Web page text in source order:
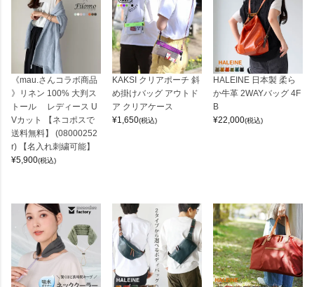
《mau.さんコラボ商品
》リネン 100% 大判ス
トール レディース U
Vカット 【ネコポスで
送料無料】 (08000252
r) 【名入れ刺繍可能】
¥5,900(税込)
KAKSI クリアポーチ 斜
め掛けバッグ アウトド
ア クリアケース
¥1,650(税込)
HALEINE 日本製 柔ら
か牛革 2WAYバッグ 4F
B
¥22,000(税込)